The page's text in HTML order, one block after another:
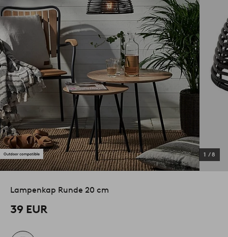
1 /8
Lampenkap Runde 20 cm
39 EUR